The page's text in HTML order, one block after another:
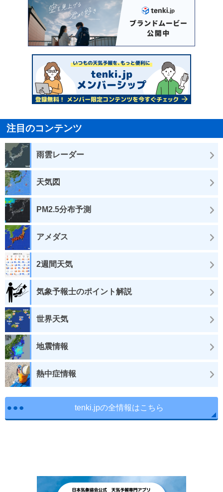
注目のコンテンツ
雨雲レーダー
天気図
PM2.5分布予測
アメダス
2週間天気
気象予報士のポイント解説
世界天気
地震情報
熱中症情報
tenki.jpの全情報はこちら